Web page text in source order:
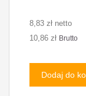
8,83 zł netto
10,86 zł Brutto
Dodaj do